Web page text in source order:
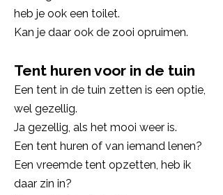
heb je ook een toilet.
Kan je daar ook de zooi opruimen.
Tent huren voor in de tuin
Een tent in de tuin zetten is een optie,
wel gezellig.
Ja gezellig, als het mooi weer is.
Een tent huren of van iemand lenen?
Een vreemde tent opzetten, heb ik
daar zin in?